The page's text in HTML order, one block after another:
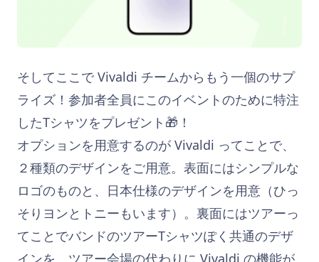
そしてここで Vivaldi チームからもう一個のサプ
ライズ！参加者全員にこのイベントのために特注
したTシャツをプレゼント🎁！
オプションを用意するのが Vivaldi ってことで、
２種類のデザインをご用意。表面にはシンプルな
ロゴのものと、日本仕様のデザインを用意（ひっ
そりヨンとトニーもいます）。裏面にはツアーっ
てことでバンドのツアーTシャツぽく共通のデザ